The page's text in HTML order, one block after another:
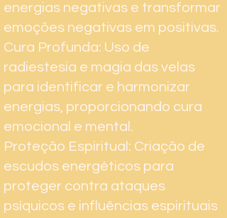
energias negativas e transformar
emoções negativas em positivas.
Cura Profunda: Uso de
radiestesia e magia das velas
para identificar e harmonizar
energias, proporcionando cura
emocional e mental.
Proteção Espiritual: Criação de
escudos energéticos para
proteger contra ataques
psíquicos e influências espirituais